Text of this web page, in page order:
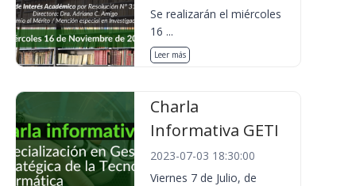
Se realizarán el miércoles
16 ...
Leer más
Charla
Informativa GETI
2023-07-03 18:30:00
Viernes 7 de Julio, de